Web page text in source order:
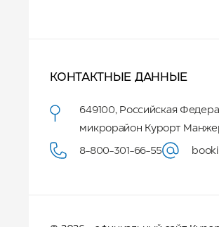
КОНТАКТНЫЕ ДАННЫЕ
649100, Российская
микрорайон Курорт
8-800-301-66-55